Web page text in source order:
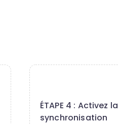
ÉTAPE 4 : Activez la
synchronisation